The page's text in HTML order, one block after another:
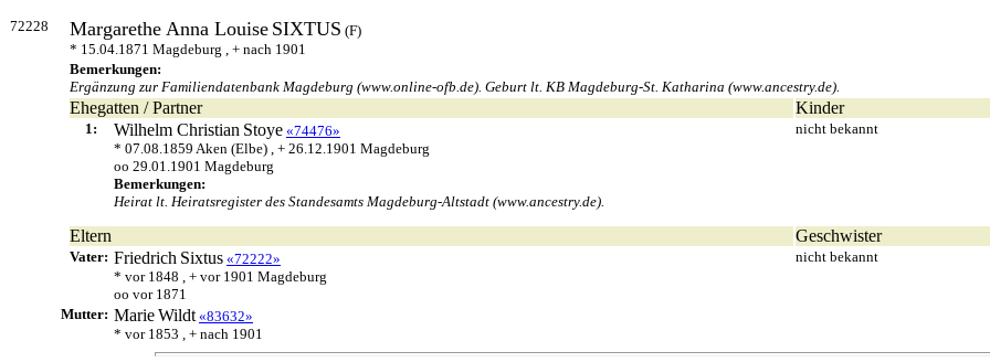
72228 Margarethe Anna Louise SIXTUS (F)
* 15.04.1871 Magdeburg , + nach 1901
Bemerkungen:
Ergänzung zur Familiendatenbank Magdeburg (www.online-ofb.de). Geburt lt. KB Magdeburg-St. Katharina (www.ancestry.de).
Ehegatten / Partner Kinder
1: Wilhelm Christian Stoye «74476»
* 07.08.1859 Aken (Elbe) , + 26.12.1901 Magdeburg
oo 29.01.1901 Magdeburg
Bemerkungen:
Heirat lt. Heiratsregister des Standesamts Magdeburg-Altstadt (www.ancestry.de).
nicht bekannt
Eltern Geschwister
Vater: Friedrich Sixtus «72222»
* vor 1848 , + vor 1901 Magdeburg
oo vor 1871
nicht bekannt
Mutter: MarieWildt «83632»
* vor 1853 , + nach 1901